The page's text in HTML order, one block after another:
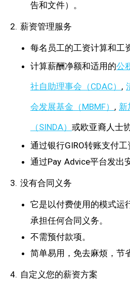
告和文件）。
2. 薪资管理服务
每名员工的工资计算和工
计算薪酬净额和适用的公
社自助理事会（CDAC） ,
会发展基金（MBMF） , 新
（SINDA） 或欧亚裔人士
通过银行GIRO转账支付工
通过Pay Advice平台发出
3. 没有合同义务
它是以付费使用的模式运
承担任何合同义务。
不需预付款项。
简单易用，免去麻烦，节
4. 自定义您的薪资方案